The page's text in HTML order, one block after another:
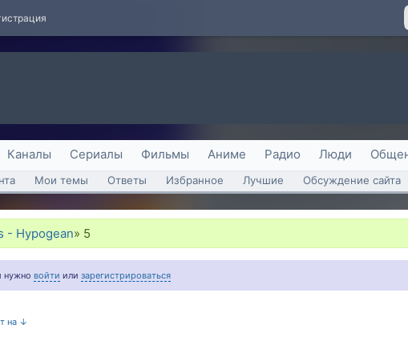
Каналы Сериалы Фильмы Аниме Радио Люди
Мои темы Ответы Избранное Лучшие Обсуждение сайта
- Hypogean» 5
нужно войти или зарегистрироваться
на ↓